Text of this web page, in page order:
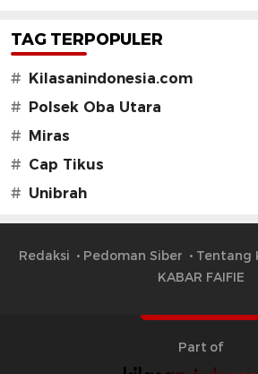
TAG TERPOPULER
# Kilasanindonesia.com
# Polsek Oba Utara
# Miras
# Cap Tikus
# Unibrah
Redaksi Pedoman Siber Tentang
KABAR FAIFIE
Part of